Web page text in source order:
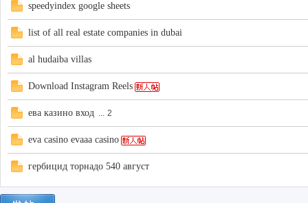
speedyindex google sheets
list of all real estate companies in dubai
al hudaiba villas
Download Instagram Reels
ева казино вход ... 2
eva casino evaaa casino
гербицид торнадо 540 август